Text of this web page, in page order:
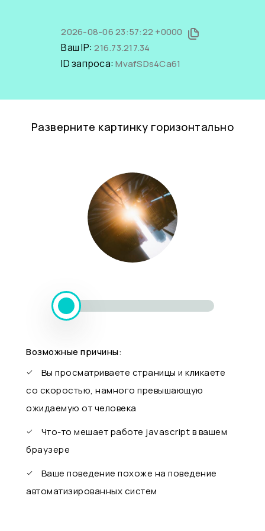
2026-08-06 23:57:22 +0000
Ваш IP:216.73.217.34
ID запроса:MvafSDs4Ca61
Разверните картинку горизонтально
Возможные причины:
Вы просматриваете страницы и кликаете
со скоростью, намного превышающую
ожидаемую от человека
Что-то мешает работе javascript в вашем
браузере
Ваше поведение похоже на поведение
автоматизированных систем